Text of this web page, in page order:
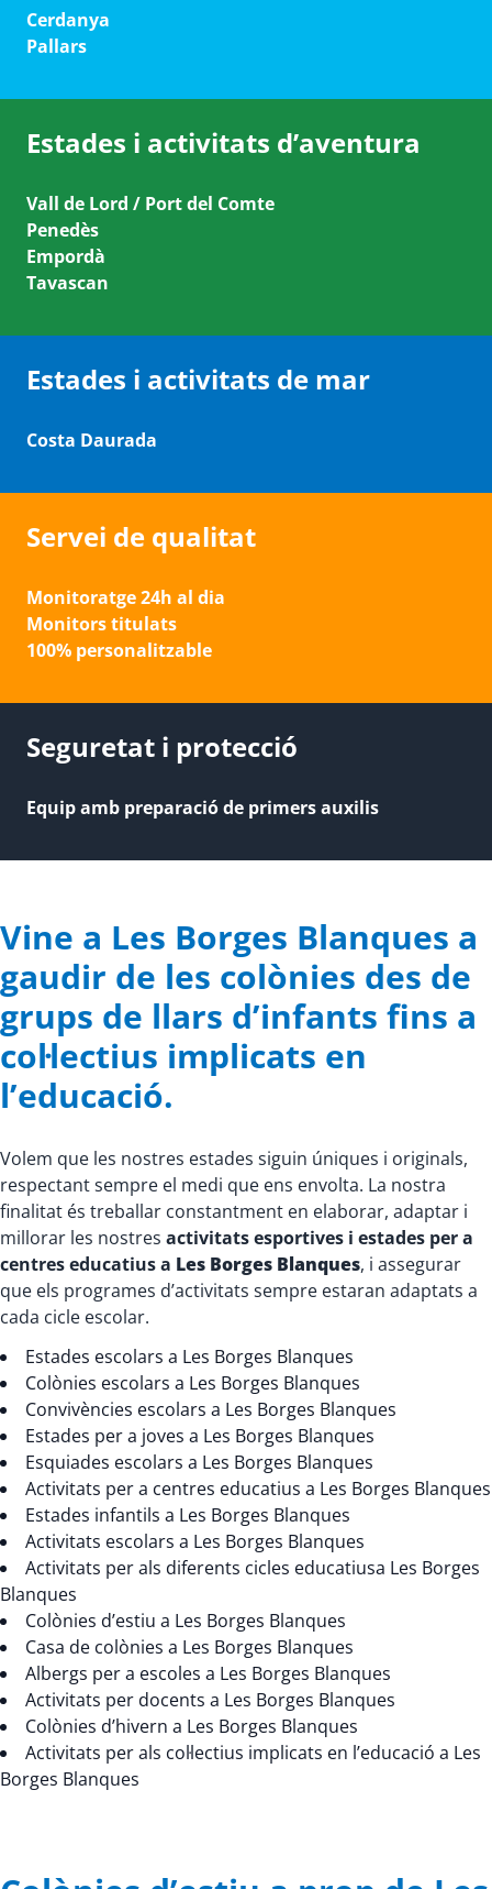
Cerdanya
Pallars
Estades i activitats d’aventura
Vall de Lord / Port del Comte
Penedès
Empordà
Tavascan
Estades i activitats de mar
Costa Daurada
Servei de qualitat
Monitoratge 24h al dia
Monitors titulats
100% personalitzable
Seguretat i protecció
Equip amb preparació de primers auxilis
Vine a Les Borges Blanques a
gaudir de les colònies des de
grups de llars d’infants fins a
col·lectius implicats en
l’educació.
Volem que les nostres estades siguin úniques i originals,
respectant sempre el medi que ens envolta. La nostra
finalitat és treballar constantment en elaborar, adaptar i
millorar les nostres activitats esportives i estades per a
centres educatius a Les Borges Blanques, i assegurar
que els programes d’activitats sempre estaran adaptats a
cada cicle escolar.
Estades escolars a Les Borges Blanques
Colònies escolars a Les Borges Blanques
Convivències escolars a Les Borges Blanques
Estades per a joves a Les Borges Blanques
Esquiades escolars a Les Borges Blanques
Activitats per a centres educatius a Les Borges Blanques
Estades infantils a Les Borges Blanques
Activitats escolars a Les Borges Blanques
Activitats per als diferents cicles educatiusa Les Borges
Blanques
Colònies d’estiu a Les Borges Blanques
Casa de colònies a Les Borges Blanques
Albergs per a escoles a Les Borges Blanques
Activitats per docents a Les Borges Blanques
Colònies d’hivern a Les Borges Blanques
Activitats per als col·lectius implicats en l’educació a Les
Borges Blanques